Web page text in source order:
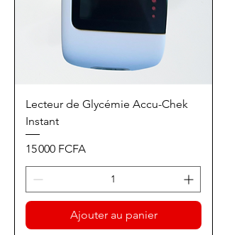
Lecteur de Glycémie Accu-Chek
Instant
Prix
15 000 FCFA
Ajouter au panier